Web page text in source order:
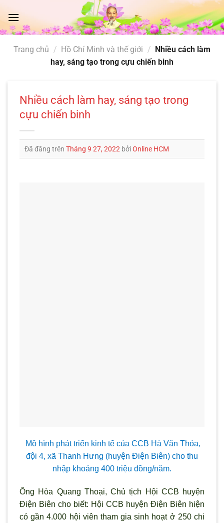
đến
nội
Trang chủ / Hồ Chí Minh và thế giới / Nhiều cách làm
hay, sáng tạo trong cựu chiến binh
Nhiều cách làm hay, sáng tạo trong
cựu chiến binh
Đã đăng trên Tháng 9 27, 2022 bởiOnline HCM
Mô hình phát triển kinh tế của CCB Hà Văn Thỏa,
đội 4, xã Thanh Hưng (huyện Điện Biên) cho thu
nhập khoảng 400 triệu đồng/năm.
Ông Hòa Quang Thoại, Chủ tịch Hội CCB huyện
Điện Biên cho biết: Hội CCB huyện Điện Biên hiện
có gần 4.000 hội viên tham gia sinh hoạt ở 250 chi